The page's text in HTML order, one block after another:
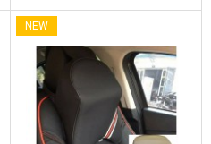
NEW